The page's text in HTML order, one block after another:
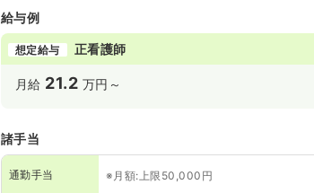
給与例
想定給与 正看護師
月給 21.2 万円～
諸手当
通勤手当 ※月額:上限50,000円